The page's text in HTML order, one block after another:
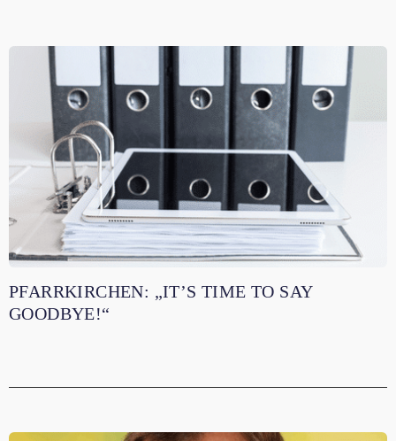
PFARRKIRCHEN: „IT’S TIME TO SAY
GOODBYE!“